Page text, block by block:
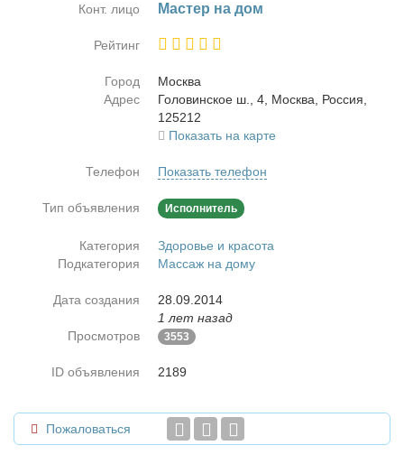
Конт. лицо Ма­стер на дом
Рейтинг
Город
Москва
Адрес
Го­ло­вин­ское ш., 4, Москва, Рос­сия,
125212
Показать на карте
Телефон Показать телефон
Тип объявления Исполнитель
Категория
Здоровье и красота
Подкатегория
Массаж на дому
Дата создания
28.09.2014
1 лет назад
Просмотров
3553
ID объявления 2189
Пожаловаться